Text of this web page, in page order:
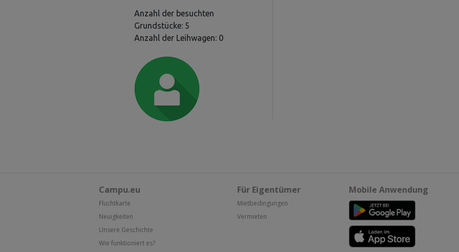
Anzahl der besuchten
Grundstücke: 5
Anzahl der Leihwagen: 0
Campu.eu
Fluchtkarte
Neuigkeiten
Unsere Geschichte
Wie funktioniert es?
Für Eigentümer
Mietbedingungen
Vermieten
Mobile Anwendung